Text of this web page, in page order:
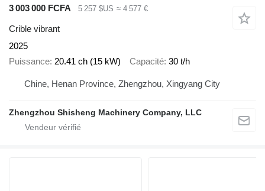
3 003 000 FCFA 5 257 $US ≈ 4 577 €
Crible vibrant
2025
Puissance 20.41 ch (15 kW) Capacité 30 t/h
Chine, Henan Province, Zhengzhou, Xingyang City
Zhengzhou Shisheng Machinery Company, LLC